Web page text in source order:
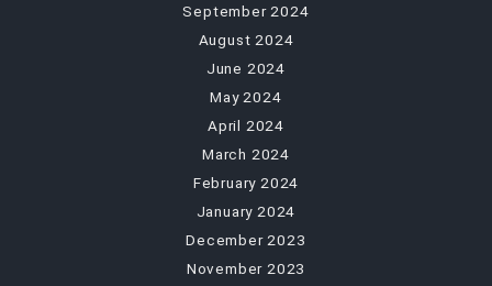
September 2024
August 2024
June 2024
May 2024
April 2024
March 2024
February 2024
January 2024
December 2023
November 2023